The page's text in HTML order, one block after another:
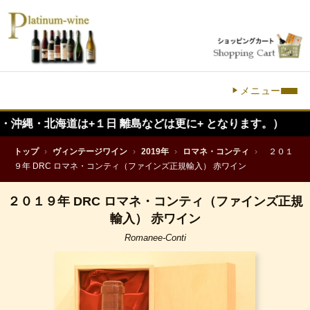
メニュー
は+１日 離島などは更に+ となります。）
トップ › ヴィンテージワイン › 2019年 › ロマネ・コンティ ›
２０１
９年 DRC ロマネ・コンティ（ファインズ正規輸入） 赤ワイン
２０１９年 DRC ロマネ・コンティ（ファインズ正規
輸入） 赤ワイン
Romanee-Conti